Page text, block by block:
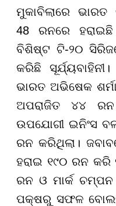
ମୁକାବିଲାରେ
48 ରନରେ
ବିଶିଷ୍ଟ ଟି-୨୦
କରିଛି
ଭାରତ ଅଭିଷେକ
ଅପରାଜିତ ୪୪
ଉପଯୋଗୀ ଇନିଂସ
ରନ କରିଥିଲା।
ହରାଇ ୧୯୦ ରନ
ରନ ଓ ମାର୍କ
ପକ୍ଷରୁ ସଫଳ